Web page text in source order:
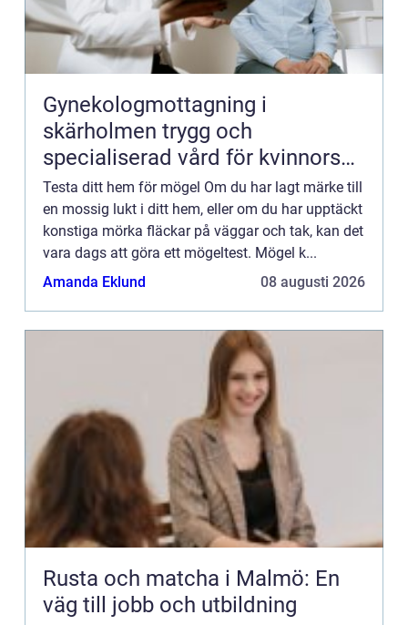
Gynekologmottagning i
skärholmen trygg och
specialiserad vård för kvinnors
hälsa
Testa ditt hem för mögel Om du har lagt märke till
en mossig lukt i ditt hem, eller om du har upptäckt
konstiga mörka fläckar på väggar och tak, kan det
vara dags att göra ett mögeltest. Mögel k...
Amanda Eklund
08 augusti 2026
Rusta och matcha i Malmö: En
väg till jobb och utbildning